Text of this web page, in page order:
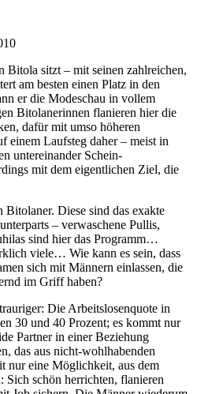
Bitola sitzt – mit seinen zahlreichen,
am besten einen Platz in den
er die Modeschau in vollem
Bitolanerinnen flanieren hier die
dafür mit umso höheren
einem Laufsteg daher – meist in
untereinander Schein-
mit dem eigentlichen Ziel, die
Diese sind das exakte
– verwaschene Pullis,
sind hier das Programm…
viele… Wie kann es sein, dass
sich mit Männern einlassen, die
im Griff haben?
Die Arbeitslosenquote in
30 und 40 Prozent; es kommt nur
Partner in einer Beziehung
das aus nicht-wohlhabenden
nur eine Möglichkeit, aus dem
Sich schön herrichten, flanieren